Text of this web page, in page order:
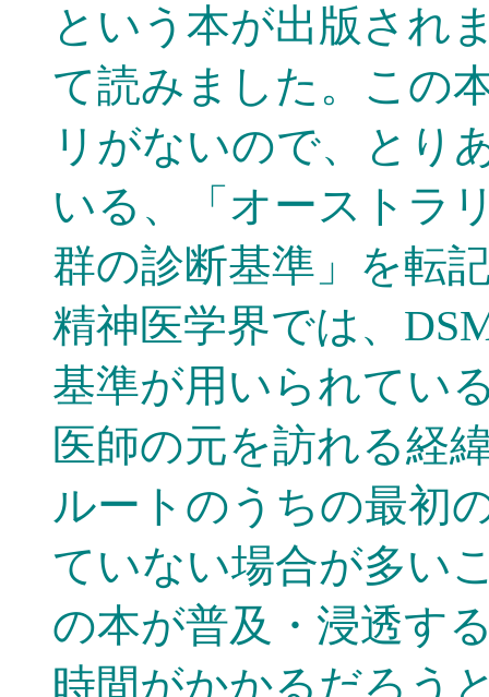
という本が出版され
て読みました。この
リがないので、とり
いる、「オーストラ
群の診断基準」を転
精神医学界では、
基準が用いられてい
医師の元を訪れる経
ルートのうちの最初
ていない場合が多い
の本が普及・浸透す
時間がかかるだろう